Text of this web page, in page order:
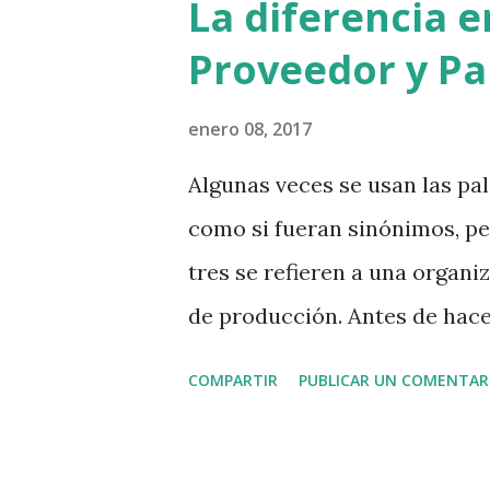
después de copiarla en
navegador seguro.
cartel que dice que se ha
La diferencia
Proveedor y
enero 08, 2017
Algunas veces se usan las
como si fueran sinónimos,
tres se refieren a una
de producción. Antes de
COMPARTIR PUBLICAR UN